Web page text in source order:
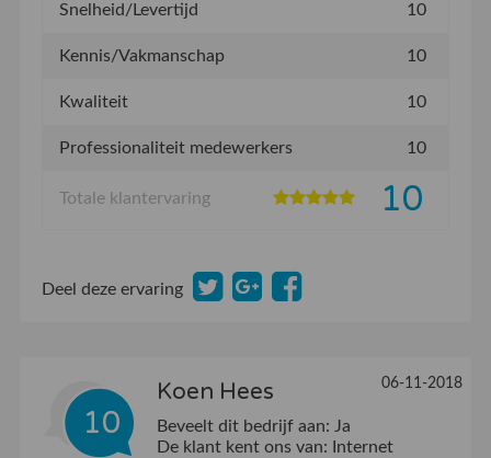
Snelheid/Levertijd 10
Kennis/Vakmanschap 10
Kwaliteit 10
Professionaliteit medewerkers 10
Totale klantervaring 10
Deel deze ervaring
10
Koen Hees 06-11-2018
Beveelt dit bedrijf aan: Ja
De klant kent ons van:
Internet